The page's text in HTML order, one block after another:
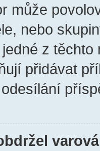
může
nebo
z
přidávat